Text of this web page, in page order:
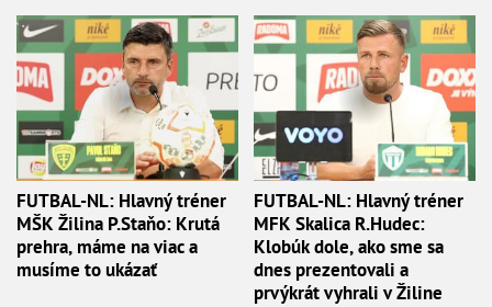
FUTBAL-NL: Hlavný tréner
MŠK Žilina P.Staňo: Krutá
prehra, máme na viac a
musíme to ukázať
FUTBAL-NL: Hlavný tréner
MFK Skalica R.Hudec:
Klobúk dole, ako sme sa
dnes prezentovali a
prvýkrát vyhrali v Žiline